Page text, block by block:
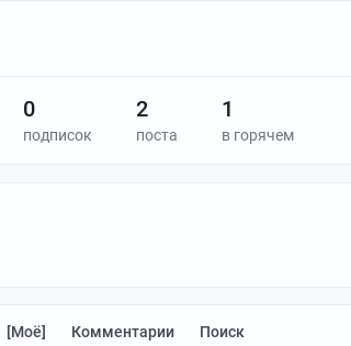
0
подписок
2
поста
1
в горячем
[моё] Комментарии Поиск